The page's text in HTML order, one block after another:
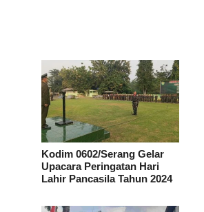
Kodim 0602/Serang Gelar
Upacara Peringatan Hari
Lahir Pancasila Tahun 2024